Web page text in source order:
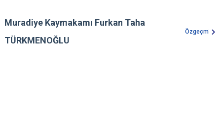
Muradiye Kaymakamı Furkan Taha
TÜRKMENOĞLU
Özgeçmiş